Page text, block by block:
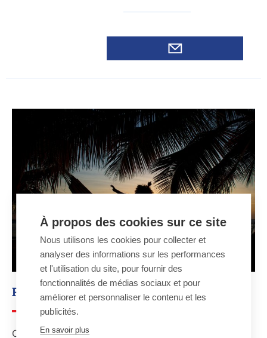
Pourquoi acheter un hamac ?
Chaque jardin devrait disposer d’un hamac de bonne
À propos des cookies sur ce site
Nous utilisons les cookies pour collecter et
analyser des informations sur les performances
et l'utilisation du site, pour fournir des
fonctionnalités de médias sociaux et pour
améliorer et personnaliser le contenu et les
publicités.
En savoir plus